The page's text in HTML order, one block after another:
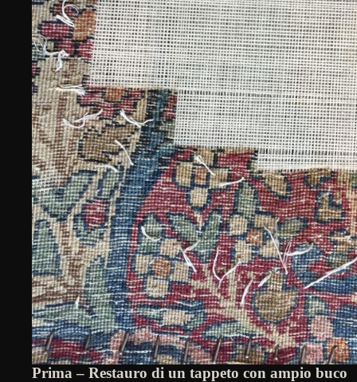
Prima – Restauro di un tappeto con ampio buco